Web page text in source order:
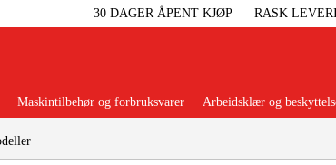
30 DAGER ÅPENT KJØP RASK
Maskintilbehør og forbruksvarer Arbeidsklær og